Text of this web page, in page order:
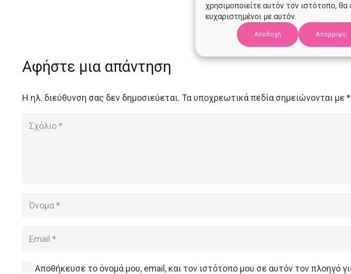
Αφήστε μια απάντηση
Η ηλ. διεύθυνση σας δεν δημοσιεύεται. Τα υποχρεωτικά πεδία σημειώνονται με *
Αποθήκευσε το όνομά μου, email, και τον ιστότοπο μου σε αυτόν τον πλοηγό
χρησιμοποιείτε αυτόν τον ιστότοπο, θα
ευχαριστημένοι με αυτόν.
Αποδοχή Απόρριψη